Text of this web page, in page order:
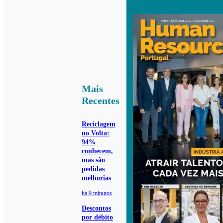
Mais
Recentes
Reciclagem
no Volta:
94%
conhecem,
mas são
pedidas
melhorias
há 9 minutos
Descontos
por débito